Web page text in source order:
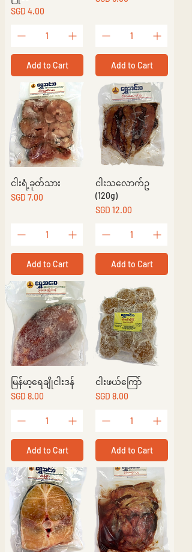
Price
SGD 4.00
Add to Cart Add to Cart
ငါးရံ့ခုတ်သား
Price
SGD 7.00
Add to Cart
ငါးသလောက်ဥ
(120g)
Price
SGD 12.00
Add to Cart
မြန်မာ့ရေချိုငါးဒန်
Price
SGD 8.00
Add to Cart
ငါးဖယ်ကြော်
Price
SGD 8.00
Add to Cart